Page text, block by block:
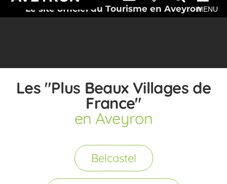
Le site officiel du Tourisme en AveyronMENU
Les "Plus Beaux Villages de
France"
en Aveyron
Belcastel